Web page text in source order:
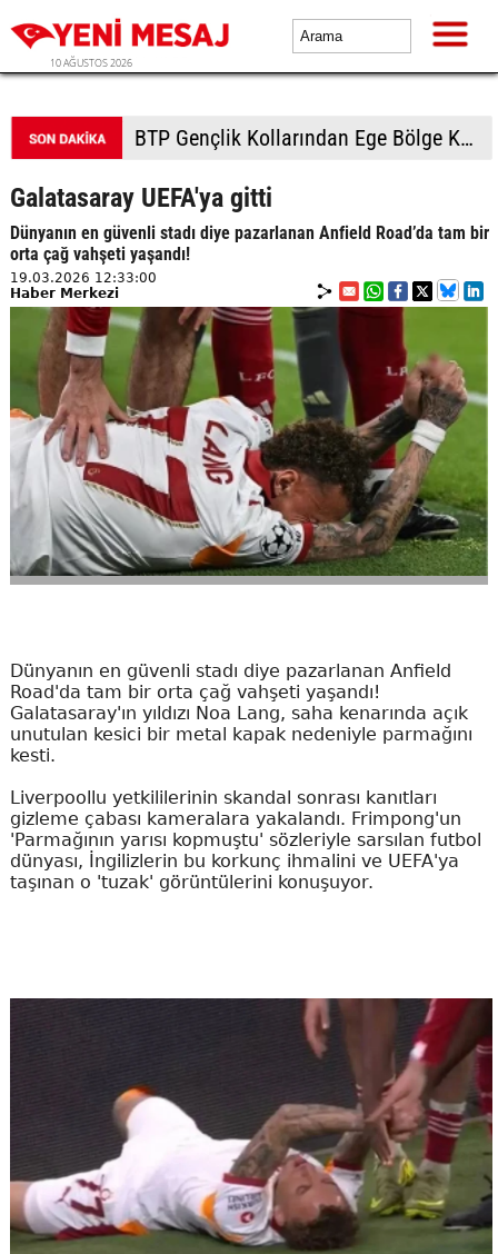
10 AĞUSTOS 2026
Kars'ta bal hasadı bereketli başladı: Kilosu 2 bin 500 TL'ye kadar çıkıyor
Galatasaray UEFA'ya gitti
Dünyanın en güvenli stadı diye pazarlanan Anfield Road’da tam bir
orta çağ vahşeti yaşandı!
19.03.2026 12:33:00
Haber Merkezi
Dünyanın en güvenli stadı diye pazarlanan Anfield
Road'da tam bir orta çağ vahşeti yaşandı!
Galatasaray'ın yıldızı Noa Lang, saha kenarında açık
unutulan kesici bir metal kapak nedeniyle parmağını
kesti.
Liverpoollu yetkililerinin skandal sonrası kanıtları
gizleme çabası kameralara yakalandı. Frimpong'un
'Parmağının yarısı kopmuştu' sözleriyle sarsılan futbol
dünyası, İngilizlerin bu korkunç ihmalini ve UEFA'ya
taşınan o 'tuzak' görüntülerini konuşuyor.